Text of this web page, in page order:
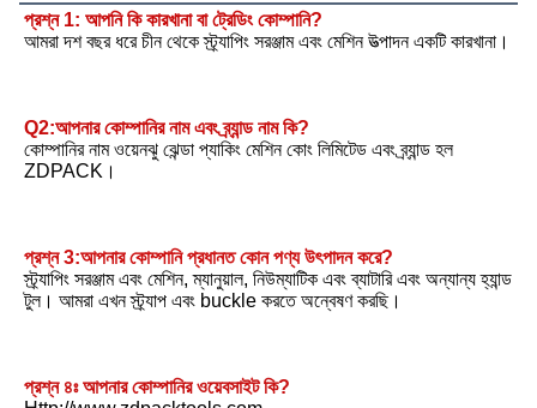
প্রশ্ন 1: আপনি কি কারখানা বা ট্রেডিং কোম্পানি?
আমরা দশ বছর ধরে চীন থেকে স্ট্র্যাপিং সরঞ্জাম এবং মেশিন উত্পাদন একটি কারখানা।
Q2:আপনার কোম্পানির নাম এবং ব্র্যান্ড নাম কি?
কোম্পানির নাম ওয়েনঝু ঝেন্ডা প্যাকিং মেশিন কোং লিমিটেড এবং ব্র্যান্ড হল
ZDPACK।
প্রশ্ন 3:আপনার কোম্পানি প্রধানত কোন পণ্য উৎপাদন করে?
স্ট্র্যাপিং সরঞ্জাম এবং মেশিন, ম্যানুয়াল, নিউম্যাটিক এবং ব্যাটারি এবং অন্যান্য হ্যান্ড
টুল। আমরা এখন স্ট্র্যাপ এবং buckle করতে অন্বেষণ করছি।
প্রশ্ন ৪ঃ আপনার কোম্পানির ওয়েবসাইট কি?